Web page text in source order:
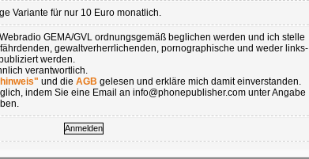
Variante für nur 10 Euro monatlich.
GEMA/GVL ordnungsgemäß beglichen werden und ich stelle
gewaltverherrlichenden, pornographische und weder links-
werden.
verantwortlich.
und die AGB gelesen und erkläre mich damit einverstanden.
indem Sie eine Email an info@phonepublisher.com unter Angabe